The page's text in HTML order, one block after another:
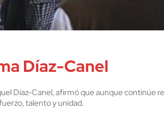
Díaz-Canel
Díaz-Canel, afirmó que aunque continúe
talento y unidad.